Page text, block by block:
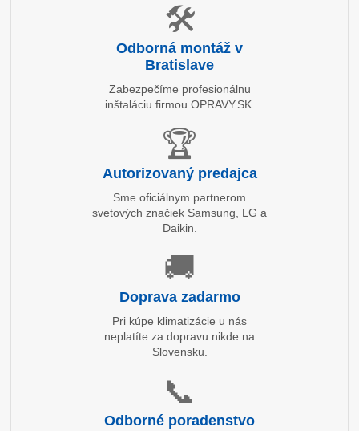
🛠️
Odborná montáž v
Bratislave
Zabezpečíme profesionálnu
inštaláciu firmou OPRAVY.SK.
🏆
Autorizovaný predajca
Sme oficiálnym partnerom
svetových značiek Samsung, LG a
Daikin.
🚚
Doprava zadarmo
Pri kúpe klimatizácie u nás
neplatíte za dopravu nikde na
Slovensku.
📞
Odborné poradenstvo